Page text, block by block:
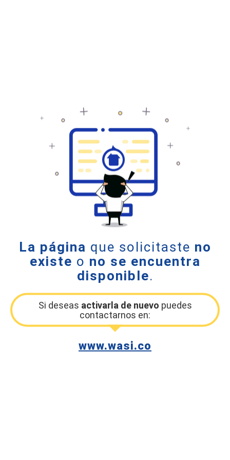
La página que solicitaste no
existe o no se encuentra
disponible.
Si deseas activarla de nuevo puedes
contactarnos en:
www.wasi.co